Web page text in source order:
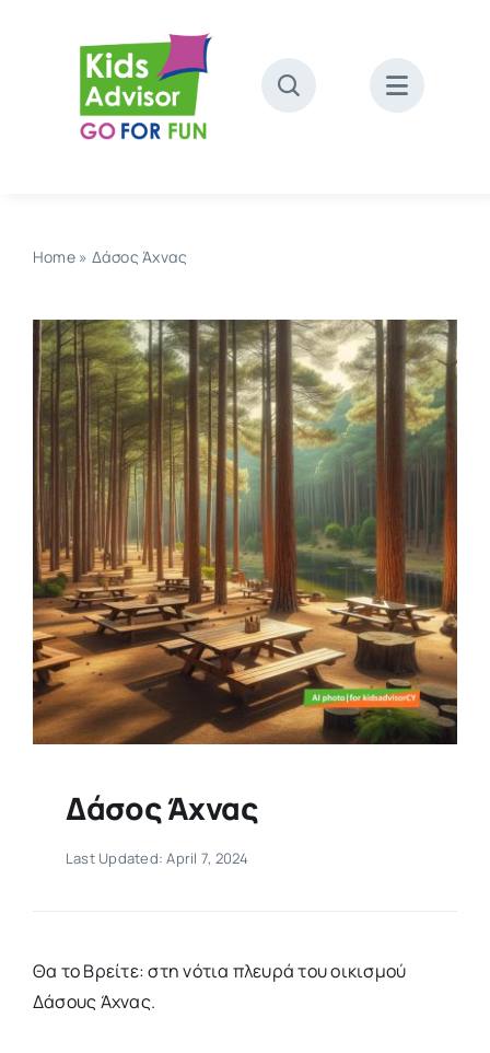
Home» Δάσος Άχνας
Δάσος Άχνας
Last Updated: April 7, 2024
Θα το Βρείτε: στη νότια πλευρά του οικισμού
Δάσους Άχνας.